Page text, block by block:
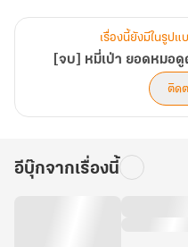
เรื่องนี้ยังมีในรูปแ
[จบ] หมี่เป่า ยอดหมอ
ติด
อีบุ๊กจากเรื่องนี้